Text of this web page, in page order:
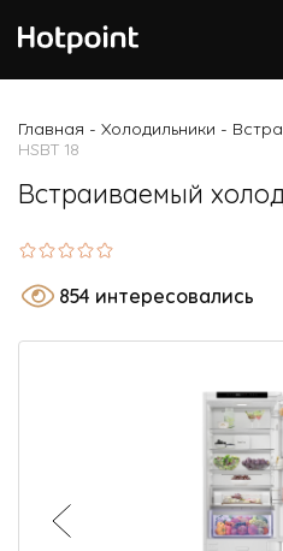
Морозильные камеры
Стиральные и сушильные
Посудомоечные машины
Варочные панели
Духовые шкафы
Микроволновые печи
Малая бытовая техника
Главная - Холодильники -
HSBT 18
Встраиваемый
854 интересовались